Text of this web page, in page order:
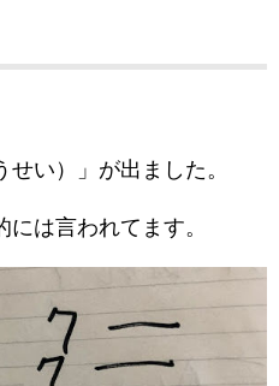
い）」が出ました。
は言われてます。